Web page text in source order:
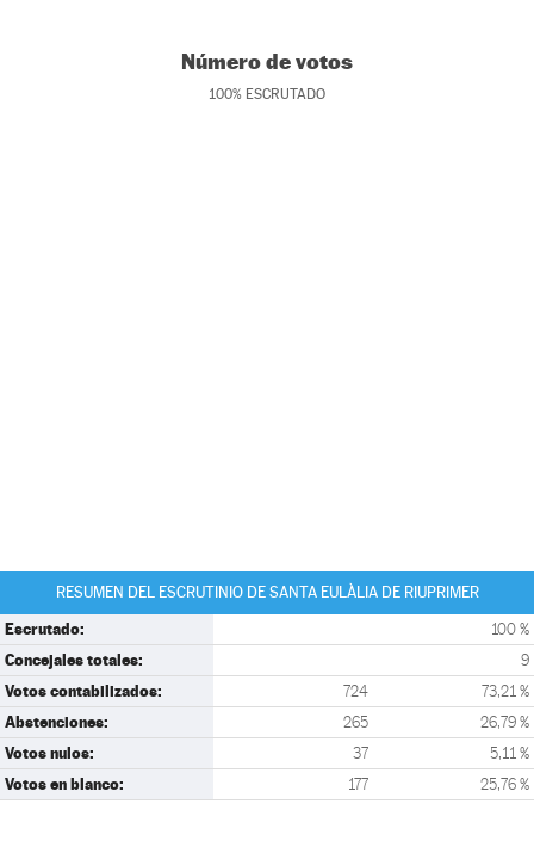
Número de votos
100% ESCRUTADO
RESUMEN DEL ESCRUTINIO DE SANTA EULÀLIA DE RIUPRIMER
Escrutado: 100 %
Concejales totales: 9
Votos contabilizados: 724 73,21 %
Abstenciones: 265 26,79 %
Votos nulos: 37 5,11 %
Votos en blanco: 177 25,76 %